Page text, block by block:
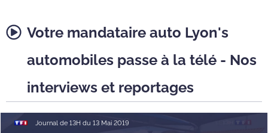
Votre mandataire auto Lyon's
automobiles passe à la télé - Nos
interviews et reportages
Journal de 13H du 13 Mai 2019